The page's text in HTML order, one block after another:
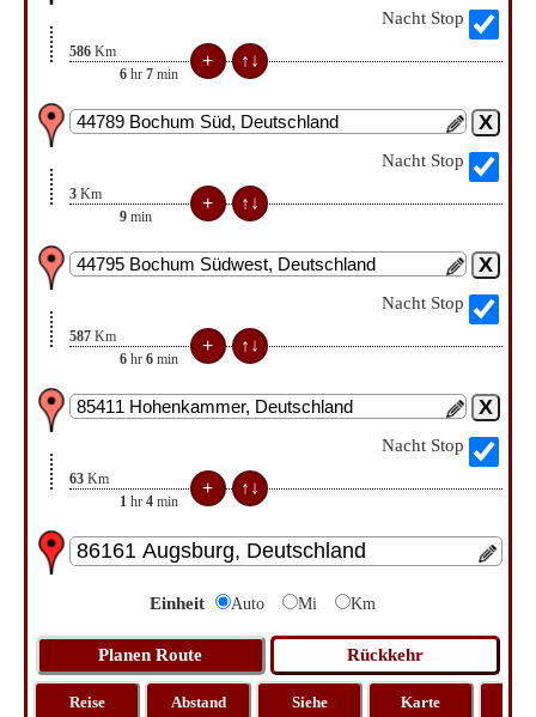
Nacht Stop
586 Km
6 hr 7 min
Nacht Stop
3 Km
9 min
Nacht Stop
587 Km
6 hr 6 min
Nacht Stop
63 Km
1 hr 4 min
Einheit Auto Mi Km
Reise
Abstand
Siehe
Karte